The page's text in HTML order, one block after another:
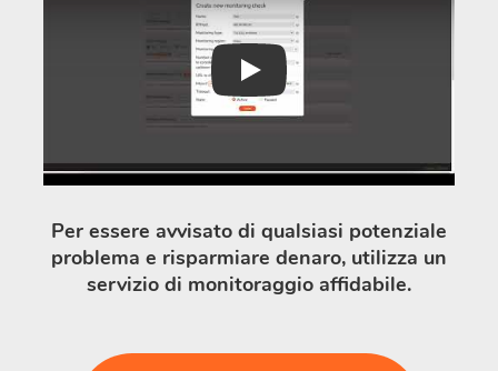
Play
Per essere avvisato di qualsiasi potenziale
problema e risparmiare denaro, utilizza un
servizio di monitoraggio affidabile.